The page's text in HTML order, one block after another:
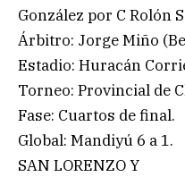
González por C Rolón
Árbitro: Jorge Miño
Estadio: Huracán
Torneo: Provincial de
Fase: Cuartos de final.
Global: Mandiyú 6 a 1.
SAN LORENZO Y